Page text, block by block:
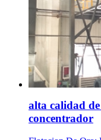
alta calidad
concentrador